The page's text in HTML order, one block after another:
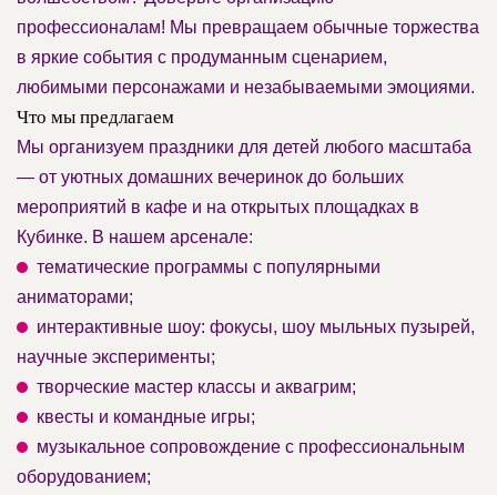
профессионалам! Мы превращаем обычные торжества
в яркие события с продуманным сценарием,
любимыми персонажами и незабываемыми эмоциями.
Что мы предлагаем
Мы организуем праздники для детей любого масштаба
— от уютных домашних вечеринок до больших
мероприятий в кафе и на открытых площадках в
Кубинке. В нашем арсенале:
тематические программы с популярными
аниматорами;
интерактивные шоу: фокусы, шоу мыльных пузырей,
научные эксперименты;
творческие мастер классы и аквагрим;
квесты и командные игры;
музыкальное сопровождение с профессиональным
оборудованием;